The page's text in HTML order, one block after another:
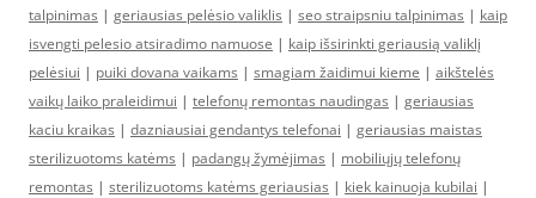
talpinimas | geriausias pelėsio valiklis | seo straipsniu talpinimas | kaip
isvengti pelesio atsiradimo namuose | kaip išsirinkti geriausią valiklį
pelėsiui | puiki dovana vaikams | smagiam žaidimui kieme | aikštelės
vaikų laiko praleidimui | telefonų remontas naudingas | geriausias
kaciu kraikas | dazniausiai gendantys telefonai | geriausias maistas
sterilizuotoms katėms | padangų žymėjimas | mobiliųjų telefonų
remontas | sterilizuotoms katėms geriausias | kiek kainuoja kubilai |